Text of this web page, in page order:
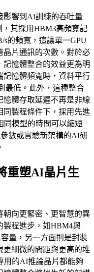
影響到AI訓練的吞吐量
其採用HBM3高頻寬記
s的頻寬，這讓單一GPU
晶片通訊的次數。對於必
憶體整合的效益更為明
記憶體頻寬時，資料平行
最低。此外，這種整合
體存取延遲不再是非線
同製程條件下，採用先進
同模型的時間可以縮短
數或實驗新架構的AI研
重塑AI晶片生
朝向更緊密、更智慧的異
製程進步，如HBM4與
量，另一方面則是封裝
細微的間距與更高的堆
用的AI推論晶片都能夠